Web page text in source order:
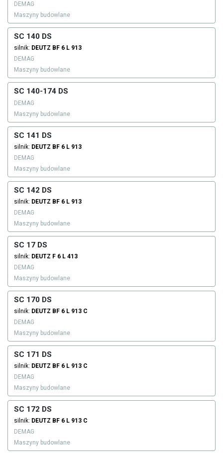
DEMAG
Maszyny budowlane
SC 140 DS
silnik: DEUTZ BF 6 L 913
DEMAG
Maszyny budowlane
SC 140-174 DS
DEMAG
Maszyny budowlane
SC 141 DS
silnik: DEUTZ BF 6 L 913
DEMAG
Maszyny budowlane
SC 142 DS
silnik: DEUTZ BF 6 L 913
DEMAG
Maszyny budowlane
SC 17 DS
silnik: DEUTZ F 6 L 413
DEMAG
Maszyny budowlane
SC 170 DS
silnik: DEUTZ BF 6 L 913 C
DEMAG
Maszyny budowlane
SC 171 DS
silnik: DEUTZ BF 6 L 913 C
DEMAG
Maszyny budowlane
SC 172 DS
silnik: DEUTZ BF 6 L 913 C
DEMAG
Maszyny budowlane